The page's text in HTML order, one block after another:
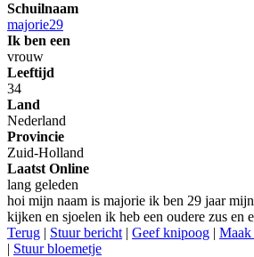
Schuilnaam
majorie29
Ik ben een
vrouw
Leeftijd
34
Land
Nederland
Provincie
Zuid-Holland
Laatst Online
lang geleden
hoi mijn naam is majorie ik ben 29 jaar
kijken en sjoelen ik heb een oudere zus en
Terug | Stuur bericht | Geef knipoog |
| Stuur bloemetje